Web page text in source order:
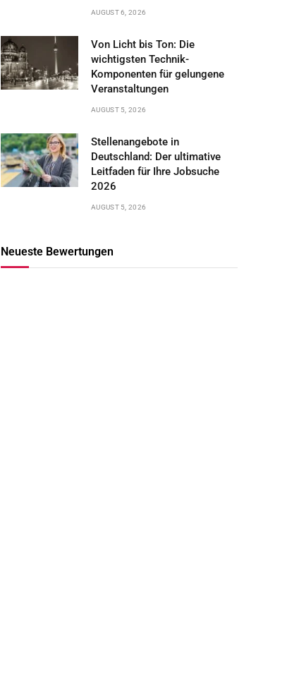
AUGUST 6, 2026
Von Licht bis Ton: Die
wichtigsten Technik-
Komponenten für gelungene
Veranstaltungen
AUGUST 5, 2026
Stellenangebote in
Deutschland: Der ultimative
Leitfaden für Ihre Jobsuche
2026
AUGUST 5, 2026
Neueste Bewertungen